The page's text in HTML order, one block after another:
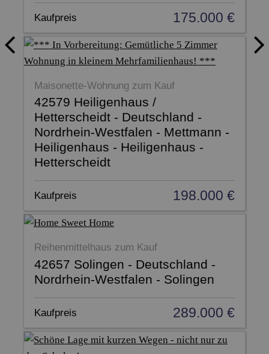
Kaufpreis 175.000 €
Maisonette-Wohnung zum Kauf
42579 Heiligenhaus /
Hetterscheidt - Deutschland -
Nordrhein-Westfalen - Mettmann -
Heiligenhaus - Heiligenhaus -
Hetterscheidt
Kaufpreis 198.000 €
Reihenmittelhaus zum Kauf
42657 Solingen - Deutschland -
Nordrhein-Westfalen - Solingen
Kaufpreis 289.000 €